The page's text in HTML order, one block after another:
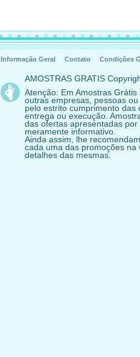
Informação Geral Contato Condições
AMOSTRAS GRATIS
Atenção: Em Amostras
outras empresas, pessoas
pelo estrito cumprimento
entrega ou execução.
das ofertas apresentadas
meramente informativo.
Ainda assim, lhe
cada uma das promoções
detalhes das mesmas.